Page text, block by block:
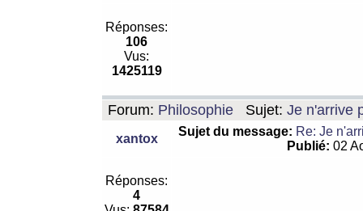
Réponses:
106
Vus:
1425119
Forum: Philosophie Sujet: Je n'arrive
xantox
Sujet du message: Re: Je
Publié: 02
Réponses:
4